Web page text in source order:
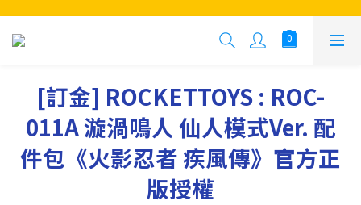
[訂金] ROCKETTOYS : ROC-
011A 漩渦鳴人 仙人模式Ver. 配
件包《火影忍者 疾風傳》官方正
版授權